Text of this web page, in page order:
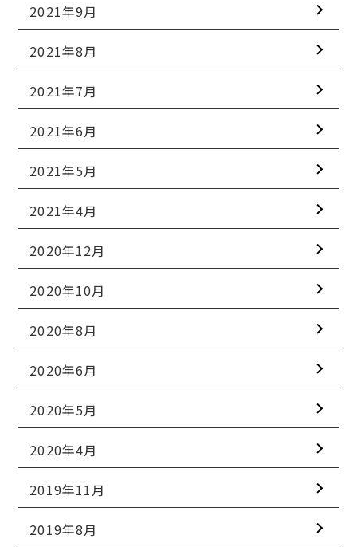
2021年9月
2021年8月
2021年7月
2021年6月
2021年5月
2021年4月
2020年12月
2020年10月
2020年8月
2020年6月
2020年5月
2020年4月
2019年11月
2019年8月